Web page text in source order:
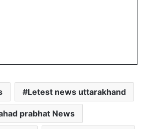
Letest news uttarakhand
prabhat News